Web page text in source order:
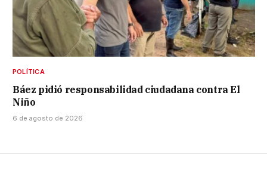
POLÍTICA
Báez pidió responsabilidad ciudadana contra El
Niño
6 de agosto de 2026